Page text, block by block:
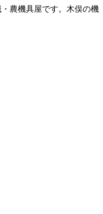
農機具屋です。木俣の機